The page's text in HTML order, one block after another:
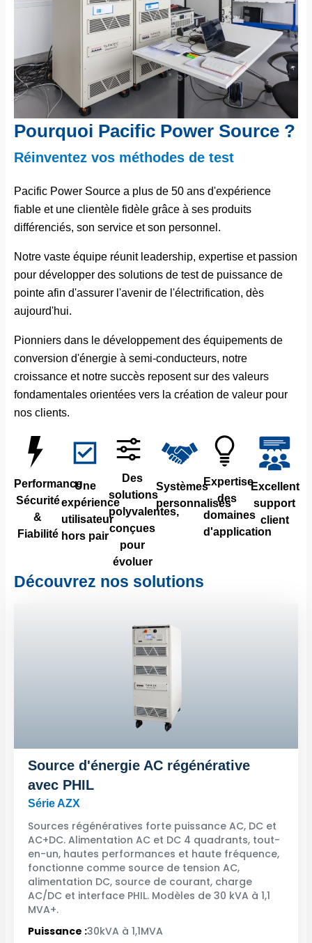
Pourquoi Pacific Power Source ?
Réinventez vos méthodes de test
Pacific Power Source a plus de 50 ans d'expérience
fiable et une clientèle fidèle grâce à ses produits
différenciés, son service et son personnel.
Notre vaste équipe réunit leadership, expertise et passion
pour développer des solutions de test de puissance de
pointe afin d'assurer l'avenir de l'électrification, dès
aujourd'hui.
Pionniers dans le développement des équipements de
conversion d'énergie à semi-conducteurs, notre
croissance et notre succès reposent sur des valeurs
fondamentales orientées vers la création de valeur pour
nos clients.
Performance
Sécurité
&
Fiabilité
Une
expérience
utilisateur
hors pair
Des
solutions
polyvalentes,
conçues
pour
évoluer
Systèmes
personnalisés
Expertise
des
domaines
d'application
Excellent
support
client
Découvrez nos solutions
Source d'énergie AC régénérative
avec PHIL
Série AZX
Sources régénératives forte puissance AC, DC et
AC+DC. Alimentation AC et DC 4 quadrants, tout-
en-un, hautes performances et haute fréquence,
fonctionne comme source de tension AC,
alimentation DC, source de courant, charge
AC/DC et interface PHIL. Modèles de 30 kVA à 1,1
MVA+.
Puissance :30kVA à 1,1MVA